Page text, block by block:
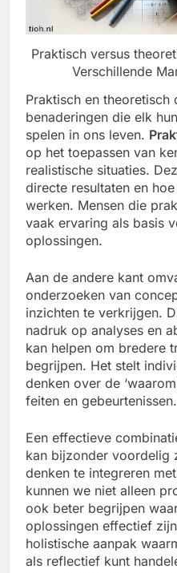
Praktisch versus
Verschillende
Praktisch en theoretisch
benaderingen die elk
spelen in ons leven.
op het toepassen van
realistische situaties.
directe resultaten en
werken. Mensen die
vaak ervaring als basis
oplossingen.
Aan de andere kant
onderzoeken van
inzichten te verkrijgen.
nadruk op analyses en
kan helpen om bredere
begrijpen. Het stelt
denken over de
feiten en gebeurtenissen.
Een effectieve
kan bijzonder voordelig
denken te integreren
kunnen we niet alleen
ook beter begrijpen
oplossingen effectief
holistische aanpak
als reflectief kunt